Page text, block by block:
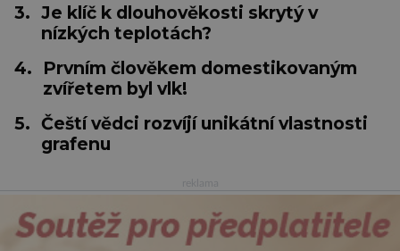
3. Je klíč k dlouhověkosti skrytý v
nízkých teplotách?
4.
Prvním člověkem domestikovaným
zvířetem byl vlk!
5. Čeští vědci rozvíjí unikátní vlastnosti
grafenu